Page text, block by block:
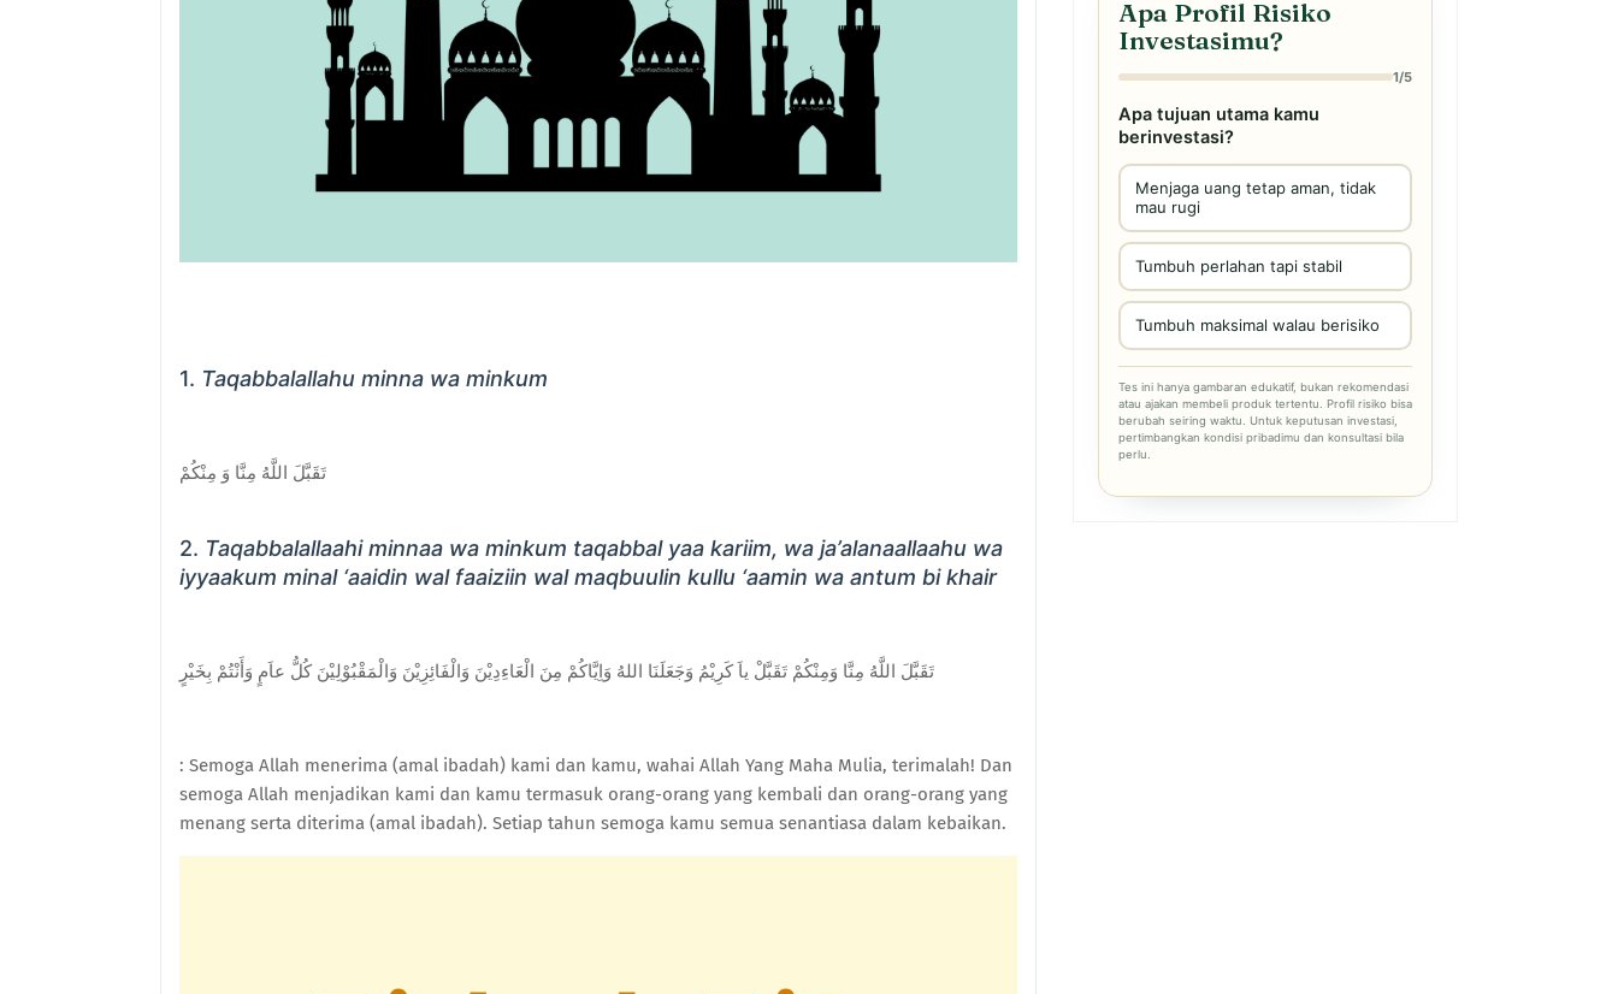
1. Taqabbalallahu minna wa minkum
تَقَبَّلَ اللَّهُ مِنَّا وَ مِنْكُمْ
2. Taqabbalallaahi minnaa wa minkum taqabbal yaa kariim, wa ja’alanaallaahu wa
iyyaakum minal ‘aaidin wal faaiziin wal maqbuulin kullu ‘aamin wa antum bi khair
تَقَبَّلَ اللَّهُ مِنَّا وَمِنْكُمْ تَقَبَّلْ ياَ كَرِيْمُ وَجَعَلَنَا اللهُ وَاِيَّاكُمْ مِنَ الْعَاءِدِيْنَ وَالْفَائِزِيْنَ وَالْمَقْبُوْلِيْنَ كُلُّ عاَمٍ وَأَنْتُمْ بِخَيْرٍ
: Semoga Allah menerima (amal ibadah) kami dan kamu, wahai Allah Yang Maha Mulia, terimalah! Dan
semoga Allah menjadikan kami dan kamu termasuk orang-orang yang kembali dan orang-orang yang
menang serta diterima (amal ibadah). Setiap tahun semoga kamu semua senantiasa dalam kebaikan.
Apa Profil Risiko
Investasimu?
1/5
Apa tujuan utama kamu
berinvestasi?
Menjaga uang tetap aman, tidak
mau rugi
Tumbuh perlahan tapi stabil
Tumbuh maksimal walau berisiko
Tes ini hanya gambaran edukatif, bukan rekomendasi
atau ajakan membeli produk tertentu. Profil risiko bisa
berubah seiring waktu. Untuk keputusan investasi,
pertimbangkan kondisi pribadimu dan konsultasi bila
perlu.